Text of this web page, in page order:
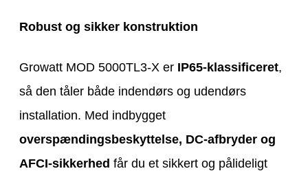
Robust og sikker konstruktion
Growatt MOD 5000TL3-X er IP65-klassificeret,
så den tåler både indendørs og udendørs
installation. Med indbygget
overspændingsbeskyttelse, DC-afbryder og
AFCI-sikkerhed får du et sikkert og pålideligt